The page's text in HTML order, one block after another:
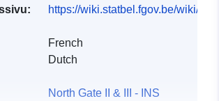
https://wiki.statbel.fgov.be/wiki/
French
Dutch
North Gate II & III - INS